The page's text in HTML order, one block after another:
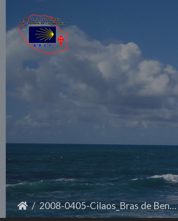
2008-0405-Cilaos_Bras de Benjoin